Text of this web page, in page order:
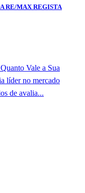
RE/MAX REGISTA
Vale a Sua
líder no mercado
de avalia...